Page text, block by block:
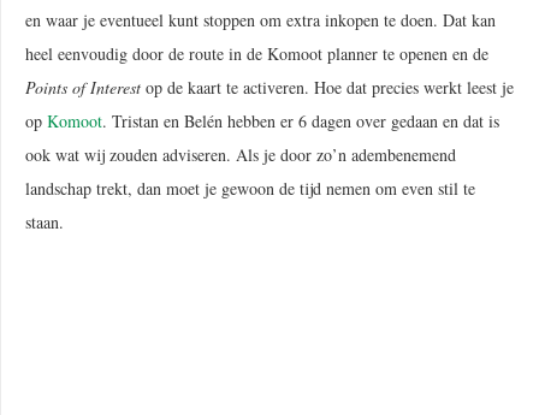
en waar je eventueel kunt stoppen om extra inkopen te doen. Dat kan
heel eenvoudig door de route in de Komoot planner te openen en de
Points of Interest op de kaart te activeren. Hoe dat precies werkt leest je
op Komoot. Tristan en Belén hebben er 6 dagen over gedaan en dat is
ook wat wij zouden adviseren. Als je door zo’n adembenemend
landschap trekt, dan moet je gewoon de tijd nemen om even stil te
staan.